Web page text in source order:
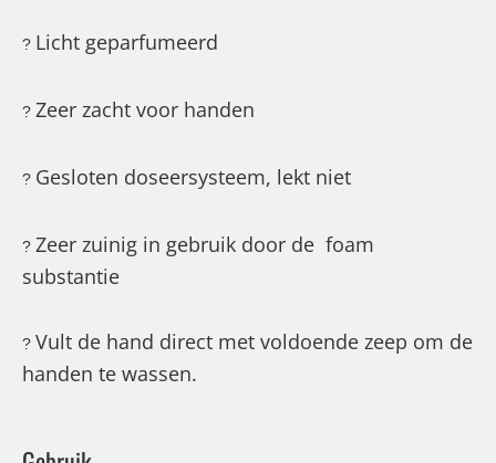
? Licht geparfumeerd
? Zeer zacht voor handen
? Gesloten doseersysteem, lekt niet
? Zeer zuinig in gebruik door de foam
substantie
? Vult de hand direct met voldoende zeep om de
handen te wassen.